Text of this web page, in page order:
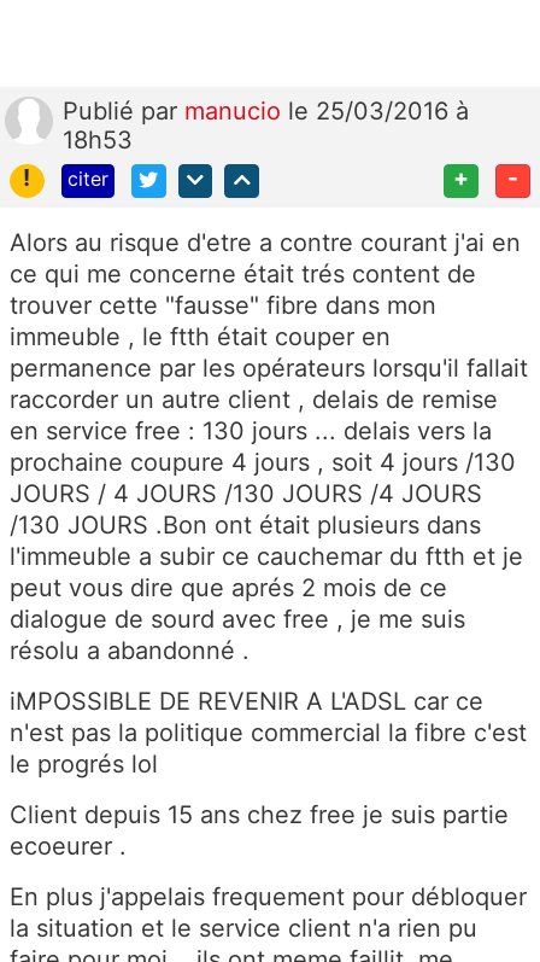
Publié par manucio le 25/03/2016 à
18h53
!
citer + -
Alors au risque d'etre a contre courant j'ai en
ce qui me concerne était trés content de
trouver cette "fausse" fibre dans mon
immeuble , le ftth était couper en
permanence par les opérateurs lorsqu'il fallait
raccorder un autre client , delais de remise
en service free : 130 jours ... delais vers la
prochaine coupure 4 jours , soit 4 jours /130
JOURS / 4 JOURS /130 JOURS /4 JOURS
/130 JOURS .Bon ont était plusieurs dans
l'immeuble a subir ce cauchemar du ftth et je
peut vous dire que aprés 2 mois de ce
dialogue de sourd avec free , je me suis
résolu a abandonné .
iMPOSSIBLE DE REVENIR A L'ADSL car ce
n'est pas la politique commercial la fibre c'est
le progrés lol
Client depuis 15 ans chez free je suis partie
ecoeurer .
En plus j'appelais frequement pour débloquer
la situation et le service client n'a rien pu